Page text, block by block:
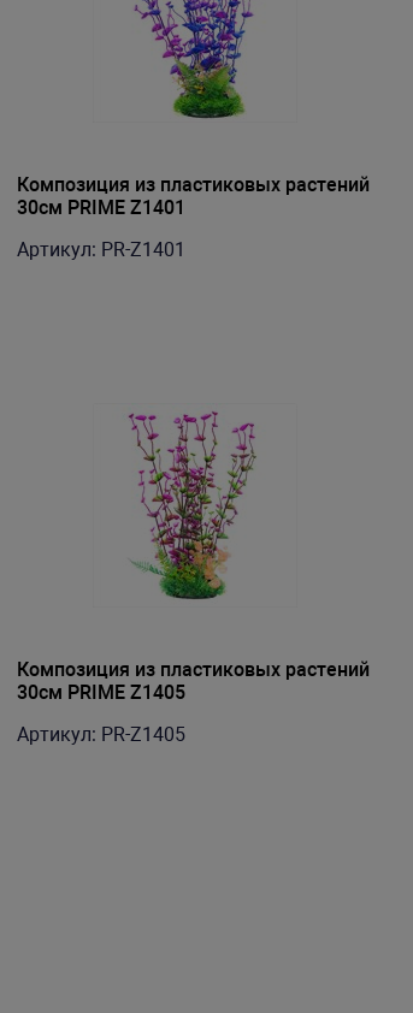
Композиция из пластиковых растений
30см PRIME Z1401
Артикул: PR-Z1401
Композиция из пластиковых растений
30см PRIME Z1405
Артикул: PR-Z1405